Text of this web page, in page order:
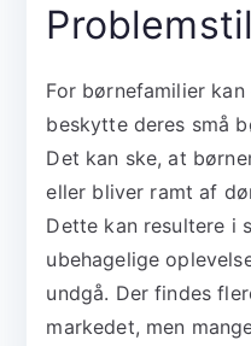
For børnefamilier
beskytte deres små
Det kan ske, at
eller bliver ramt af
Dette kan resultere i
ubehagelige
undgå. Der findes
markedet, men